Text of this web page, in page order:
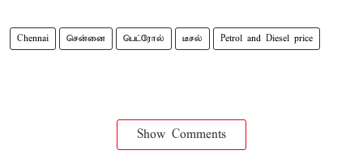
Chennai சென்னை பெட்ரோல் டீசல் Petrol and Diesel price
Show Comments